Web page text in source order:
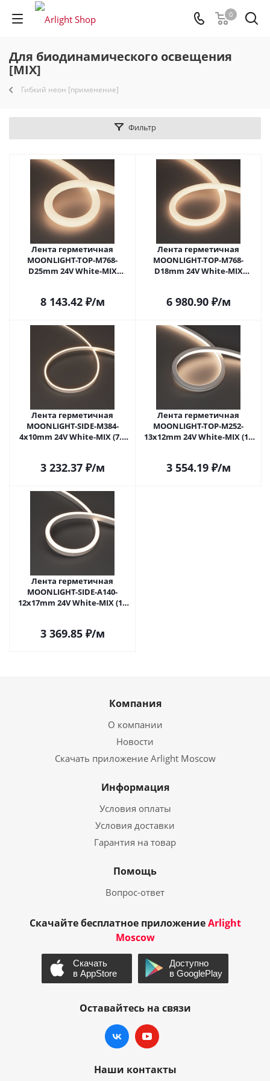
0
Для биодинамического освещения
[MIX]
Гибкий неон [применение]
Фильтр
Лента герметичная
MOONLIGHT-TOP-M768-
D25mm 24V White-MIX
прямой, 3 года)
8 143.42₽/м
Лента герметичная
MOONLIGHT-TOP-M768-
D18mm 24V White-MIX
прямой, 3 года)
6 980.90₽/м
Лента герметичная
MOONLIGHT-SIDE-M384-
4x10mm 24V White-MIX (7.2
3 232.37₽/м
Лента герметичная
MOONLIGHT-TOP-M252-
13x12mm 24V White-MIX (12
3 554.19₽/м
Лента герметичная
MOONLIGHT-SIDE-A140-
12x17mm 24V White-MIX (12
года)
3 369.85₽/м
Компания
О компании
Новости
Скачать приложение Arlight Moscow
Информация
Условия оплаты
Условия доставки
Гарантия на товар
Помощь
Вопрос-ответ
Скачайте бесплатное приложениеArlight
Moscow
Оставайтесь на связи
Наши контакты